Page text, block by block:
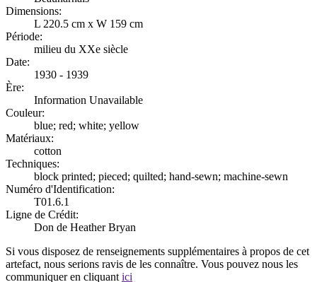
Dimensions:
L 220.5 cm x W 159 cm
Période:
milieu du XXe siècle
Date:
1930 - 1939
Ère:
Information Unavailable
Couleur:
blue; red; white; yellow
Matériaux:
cotton
Techniques:
block printed; pieced; quilted; hand-sewn; machine-sewn
Numéro d'Identification:
T01.6.1
Ligne de Crédit:
Don de Heather Bryan
Si vous disposez de renseignements supplémentaires à propos de cet
artefact, nous serions ravis de les connaître. Vous pouvez nous les
communiquer en cliquant ici